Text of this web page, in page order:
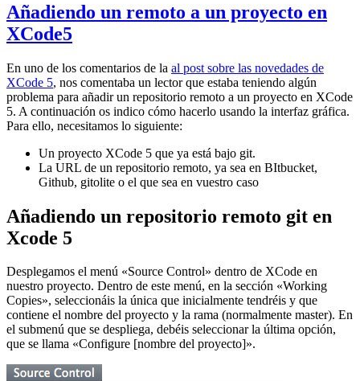
Añadiendo un remoto a un proyecto en
XCode5
En uno de los comentarios de la al post sobre las novedades de
XCode 5, nos comentaba un lector que estaba teniendo algún
problema para añadir un repositorio remoto a un proyecto en XCode
5. A continuación os indico cómo hacerlo usando la interfaz gráfica.
Para ello, necesitamos lo siguiente:
Un proyecto XCode 5 que ya está bajo git.
La URL de un repositorio remoto, ya sea en BItbucket,
Github, gitolite o el que sea en vuestro caso
Añadiendo un repositorio remoto git en
Xcode 5
Desplegamos el menú «Source Control» dentro de XCode en
nuestro proyecto. Dentro de este menú, en la sección «Working
Copies», seleccionáis la única que inicialmente tendréis y que
contiene el nombre del proyecto y la rama (normalmente master). En
el submenú que se despliega, debéis seleccionar la última opción,
que se llama «Configure [nombre del proyecto]».